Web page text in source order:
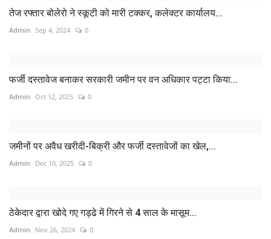
तेज रफ्तार बोलेरो ने स्कूटी को मारी टक्कर, कलेक्टर कार्यालय...
Admin Sep 4, 2024 0
फर्जी दस्तावेज बनाकर सरकारी जमीन पर वन अधिकार पट्टा किया...
Admin Oct 12, 2025 0
जमीनों पर अवैध खरीदी-बिक्री और फर्जी दस्तावेजों का खेल,...
Admin Dec 10, 2025 0
ठेकेदार द्वारा खोदे गए गड्ढे में गिरने से 4 साल के मासूम...
Admin Nov 26, 2024 0